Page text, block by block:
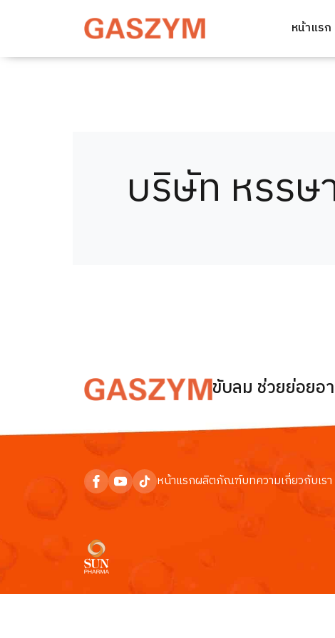
หน้าแรก
บริษัท หรรษ
ขับลม ช่วยย่อยอ
หน้าแรกผลิตภัณฑ์บทความเกี่ยวกับเรา